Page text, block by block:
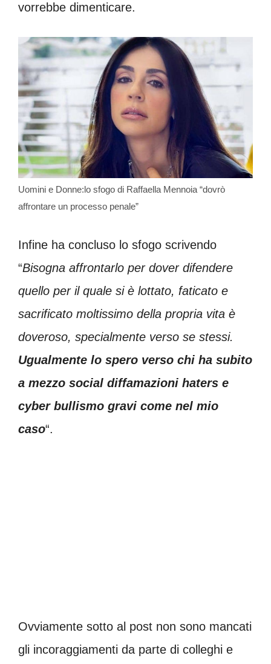
vorrebbe dimenticare.
Uomini e Donne:lo sfogo di Raffaella Mennoia “dovrò
affrontare un processo penale”
Infine ha concluso lo sfogo scrivendo
“Bisogna affrontarlo per dover difendere
quello per il quale si è lottato, faticato e
sacrificato moltissimo della propria vita è
doveroso, specialmente verso se stessi.
Ugualmente lo spero verso chi ha subito
a mezzo social diffamazioni haters e
cyber bullismo gravi come nel mio
caso“.
Ovviamente sotto al post non sono mancati
gli incoraggiamenti da parte di colleghi e